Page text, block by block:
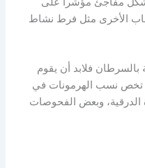
الأخرى مثل فرط نشاط
بالسرطان فلابد أن يقوم
نسب الهرمونات في
الدرقية، وبعض الفحوصات